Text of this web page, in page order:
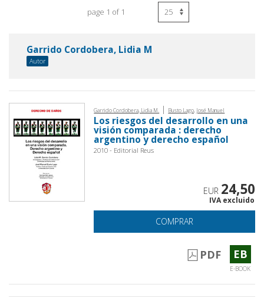
page 1 of 1
Garrido Cordobera, Lidia M
Autor
Garrido Cordobera, Lidia M. | Busto Lago, José Manuel
Los riesgos del desarrollo en una
visión comparada : derecho
argentino y derecho español
2010 - Editorial Reus
EUR 24,50
IVA excluido
COMPRAR
PDF EB
E-BOOK